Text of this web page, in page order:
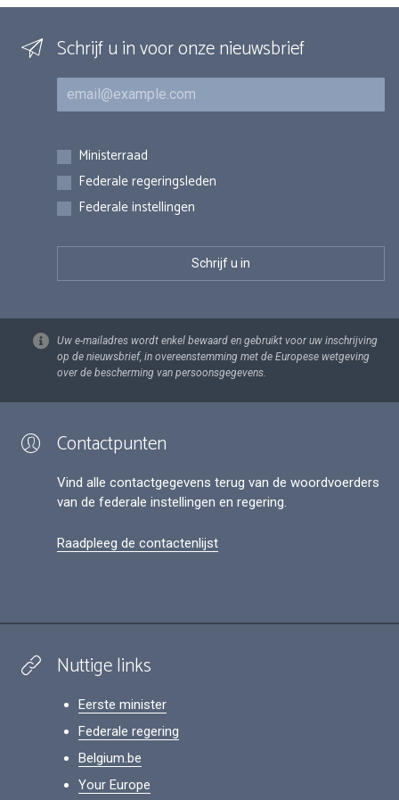
Schrijf u in voor onze nieuwsbrief
E-mail
Inschrijvingen
Ministerraad
Federale regeringsleden
Federale instellingen
Uw e-mailadres wordt enkel bewaard en gebruikt voor uw inschrijving
op de nieuwsbrief, in overeenstemming met de Europese wetgeving
over de bescherming van persoonsgegevens.
Contactpunten
Vind alle contactgegevens terug van de woordvoerders
van de federale instellingen en regering.
Raadpleeg de contactenlijst
Nuttige links
Eerste minister
Federale regering
Belgium.be
Your Europe